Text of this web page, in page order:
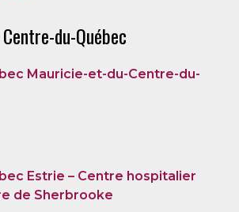
du-Québec
Mauricie-et-du-Centre-du-
Estrie – Centre hospitalier
de Sherbrooke